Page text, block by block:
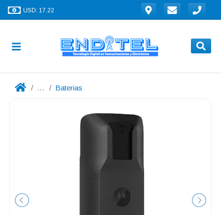
USD: 17.22
... Baterias